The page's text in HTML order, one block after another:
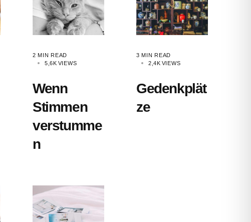
2 MIN READ
5,6K VIEWS
Wenn
Stimmen
verstumme
n
3 MIN READ
2,4K VIEWS
Gedenkplät
ze